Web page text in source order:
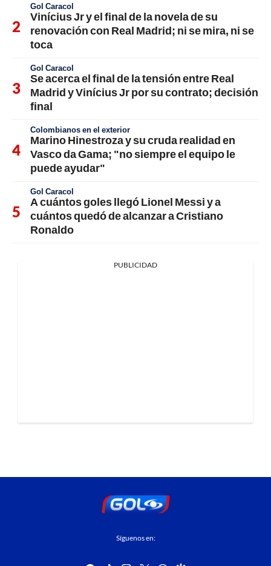
Gol Caracol
Vinícius Jr y el final de la novela de su
renovación con Real Madrid; ni se mira, ni se
toca
Gol Caracol
Se acerca el final de la tensión entre Real
Madrid y Vinícius Jr por su contrato; decisión
final
Colombianos en el exterior
Marino Hinestroza y su cruda realidad en
Vasco da Gama; "no siempre el equipo le
puede ayudar"
Gol Caracol
A cuántos goles llegó Lionel Messi y a
cuántos quedó de alcanzar a Cristiano
Ronaldo
PUBLICIDAD
Síguenos en: